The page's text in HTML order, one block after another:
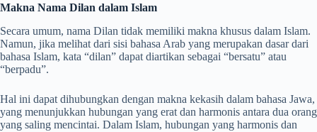
Makna Nama Dilan dalam Islam
Secara umum, nama Dilan tidak memiliki makna khusus dalam Islam.
Namun, jika melihat dari sisi bahasa Arab yang merupakan dasar dari
bahasa Islam, kata “dilan” dapat diartikan sebagai “bersatu” atau
“berpadu”.
Hal ini dapat dihubungkan dengan makna kekasih dalam bahasa Jawa,
yang menunjukkan hubungan yang erat dan harmonis antara dua orang
yang saling mencintai. Dalam Islam, hubungan yang harmonis dan